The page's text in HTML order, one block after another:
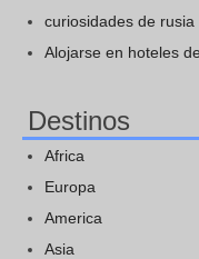
curiosidades de rusia
Alojarse en hoteles
Destinos
Africa
Europa
America
Asia